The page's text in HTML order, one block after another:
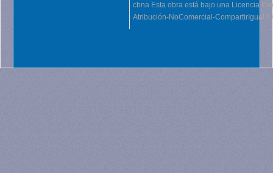
cbna Esta obra está bajo una Licencia
Atribución-NoComercial-CompartirIgual